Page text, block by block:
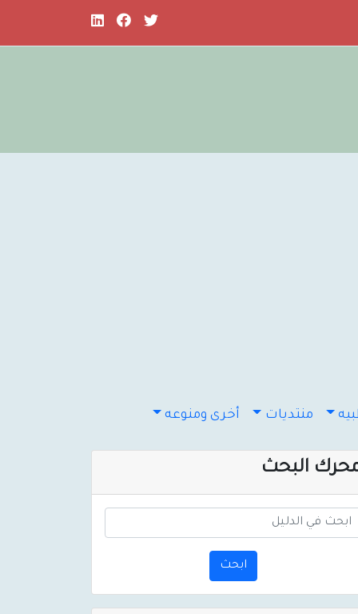
منتديات أخرى ومنوعه
البحث
ابحث